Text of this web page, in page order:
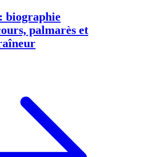
biographie
palmarès et